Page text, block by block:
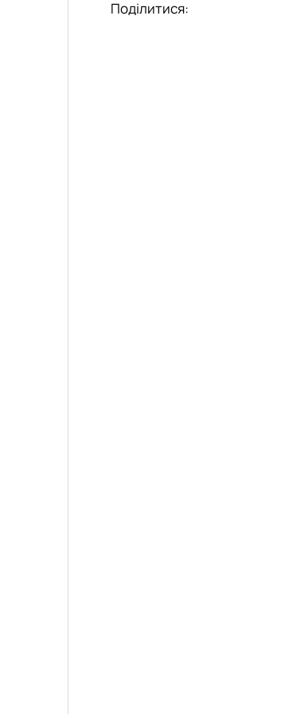
Поділитися: